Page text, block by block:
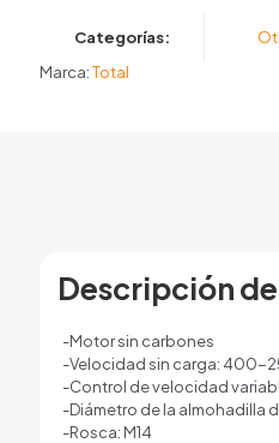
Categorías:
Marca:Total
Descripción
-Motor sin carbones
-Velocidad sin carga: 400-
-Control de velocidad
-Diámetro de la almohadilla
-Rosca: M14